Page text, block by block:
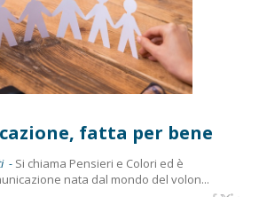
fatta per bene
- Si chiama Pensieri e Colori ed è
nata dal mondo del volon...